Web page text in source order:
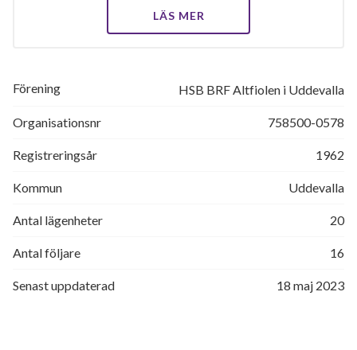
LÄS MER
Förening HSB BRF Altfiolen i Uddevalla
Organisationsnr 758500-0578
Registreringsår 1962
Kommun Uddevalla
Antal lägenheter 20
Antal följare 16
Senast uppdaterad 18 maj 2023